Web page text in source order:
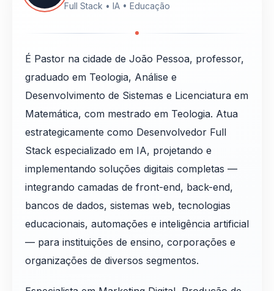
Full Stack • IA • Educação
É Pastor na cidade de João Pessoa, professor,
graduado em Teologia, Análise e
Desenvolvimento de Sistemas e Licenciatura em
Matemática, com mestrado em Teologia. Atua
estrategicamente como Desenvolvedor Full
Stack especializado em IA, projetando e
implementando soluções digitais completas —
integrando camadas de front-end, back-end,
bancos de dados, sistemas web, tecnologias
educacionais, automações e inteligência artificial
— para instituições de ensino, corporações e
organizações de diversos segmentos.